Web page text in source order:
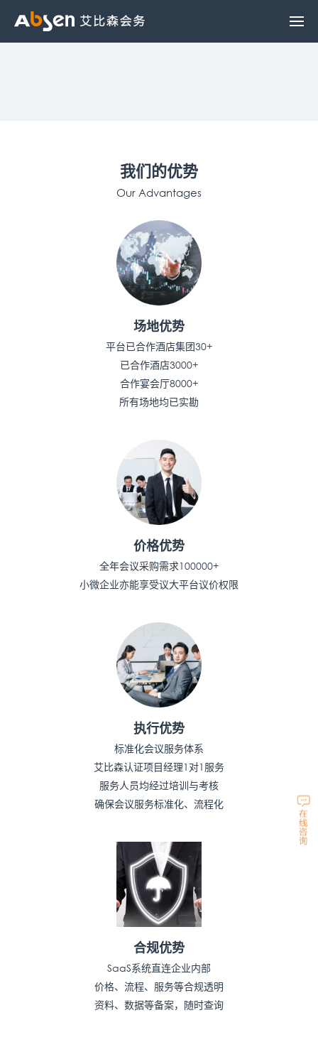
我们的优势
Our Advantages
场地优势
平台已合作酒店集团30+
已合作酒店3000+
合作宴会厅8000+
所有场地均已实勘
价格优势
全年会议采购需求100000+
小微企业亦能享受议大平台议价权限
执行优势
标准化会议服务体系
艾比森认证项目经理1对1服务
服务人员均经过培训与考核
确保会议服务标准化、流程化
合规优势
SaaS系统直连企业内部
价格、流程、服务等合规透明
资料、数据等备案，随时查询